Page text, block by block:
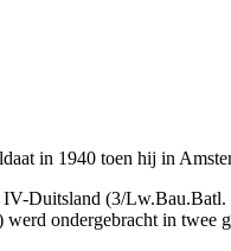
in 1940 toen hij in
Duitsland (3/
ondergebracht in